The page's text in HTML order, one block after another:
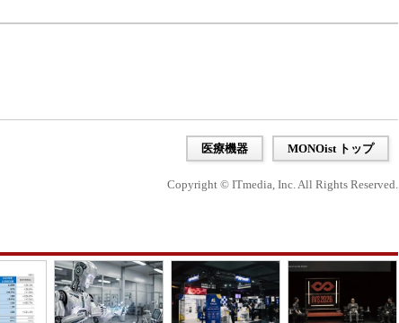
医療機器 MONOist トップ
Copyright © ITmedia, Inc. All Rights Reserved.